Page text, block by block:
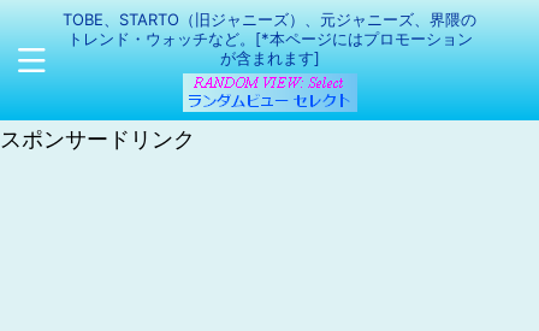
TOBE、STARTO（旧ジャニーズ）、元ジャニーズ、界隈の
トレンド・ウォッチなど。[*本ページにはプロモーション
が含まれます]
スポンサードリンク